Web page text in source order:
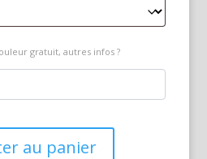
gratuit, autres infos ?
au panier